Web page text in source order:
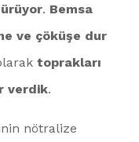
. Bemsa
ve çöküşe dur
toprakları
verdik.
nötralize